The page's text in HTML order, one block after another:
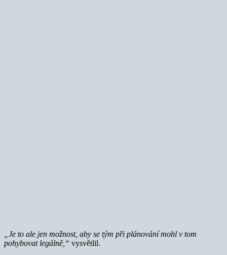
„Je to ale jen možnost, aby se tým při plánování mohl v tom
pohybovat legálně,“ vysvětlil.